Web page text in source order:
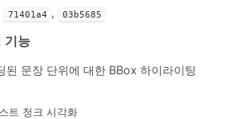
71401a4 , 03b5685
기능
된 문장 단위에 대한 BBox 하이라이팅
트 청크 시각화